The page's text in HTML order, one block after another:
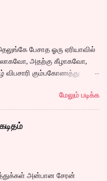
பேசாத ஓரு ஏரியாவில்
அதற்கு கீழாகவோ,
விபசாரி கும்பகோணத்து
அவளுடய வாழ்கை எப்படி
நல்ல லைனை , சங்கீதா
சுழற்றி நடப்பதை போல்
குழப்பி, நம்பமுடியாத
ஏதோ
கொஞ்சம் அல்ல
மேலும் படிக்க
அன்பான சேரன்